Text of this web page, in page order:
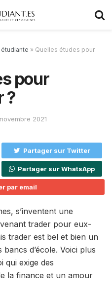
» Quelles études pour
pour
?
2021
Partager sur Twitter
Partager sur WhatsApp
par email
s’inventent une
trader pour eux-
trader est bel et bien un
d’école. Voici plus
qui exige des
la finance et un amour